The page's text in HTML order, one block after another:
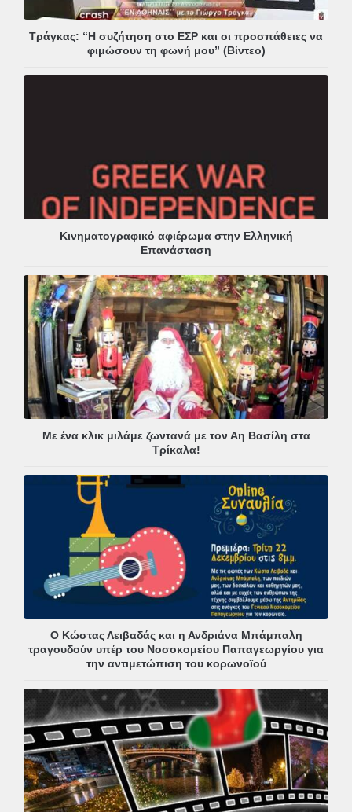
Τράγκας: “Η συζήτηση στο ΕΣΡ και οι προσπάθειες να
φιμώσουν τη φωνή μου” (Βίντεο)
Κινηματογραφικό αφιέρωμα στην Ελληνική
Επανάσταση
Με ένα κλικ μιλάμε ζωντανά με τον Αη Βασίλη στα
Τρίκαλα!
Ο Κώστας Λειβαδάς και η Ανδριάνα Μπάμπαλη
τραγουδούν υπέρ του Νοσοκομείου Παπαγεωργίου για
την αντιμετώπιση του κορωνοϊού